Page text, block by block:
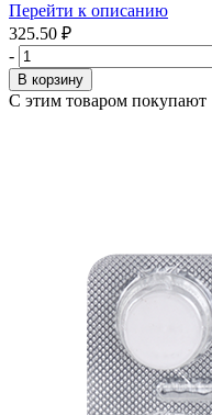
Перейти к описанию
325.50 ₽
-
В корзину
С этим товаром покупают